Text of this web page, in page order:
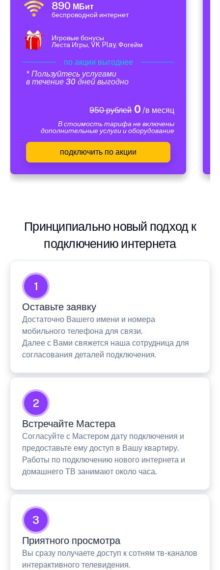
890 МБит
беспроводной интернет
Игровые бонусы
Леста Игры, VK Play, Фогейм
по акции выгоднее
* Пользуйтесь услугами
в течение 30 дней выгодно
950 рублей0 /в месяц
В стоимость тарифа не включены
дополнительные услуги и оборудование
подключить по акции
Принципиально новый подход к
подключению интернета
1
Оставьте заявку
Достаточно Вашего имени и номера
мобильного телефона для связи.
Далее с Вами свяжется наша сотрудница для
согласования деталей подключения.
2
Встречайте Мастера
Согласуйте с Мастером дату подключения и
предоставьте ему доступ в Вашу квартиру.
Работы по подключению нового интернета и
домашнего ТВ занимают около часа.
3
Приятного просмотра
Вы сразу получаете доступ к сотням тв-каналов
интерактивного телевидения.